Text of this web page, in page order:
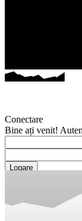
Conectare
Bine ați venit!
Ați uitat parola?
Recuperați-vă parola